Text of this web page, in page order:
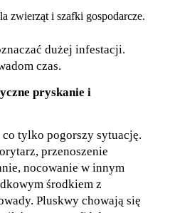
zwierząt i szafki gospodarcze.
dużej infestacji.
czas.
pryskanie i
tylko pogorszy sytuację.
przenoszenie
nocowanie w innym
środkiem z
Pluskwy chowają się